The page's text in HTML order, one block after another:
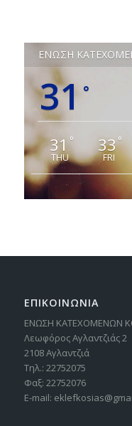
31 °
31°
THU
33°
FRI
ΕΠΙΚΟΙΝΩΝΙΑ
ΕΝΩΣΗ ΚΑΤΕΧΟΜΕΝΩΝ
Λεωφόρος Αγλαντζιάς 2
2108 Αγλαντζιά
Τηλ.: 22752075
Φαξ: 22752076
E-mail: